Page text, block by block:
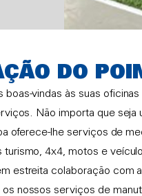
DO
boas-vindas às suas
Não importa que seja
oferece-lhe serviços de
turismo, 4x4, motos e
estreita colaboração com
nossos serviços de